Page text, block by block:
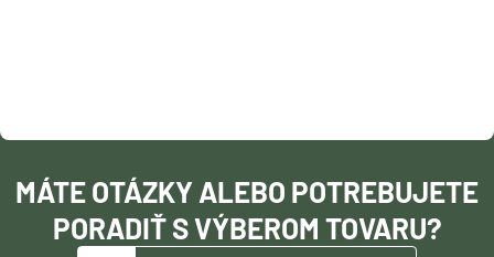
T
MÁTE OTÁZKY ALEBO POTREBUJETE
PORADIŤ S VÝBEROM TOVARU?